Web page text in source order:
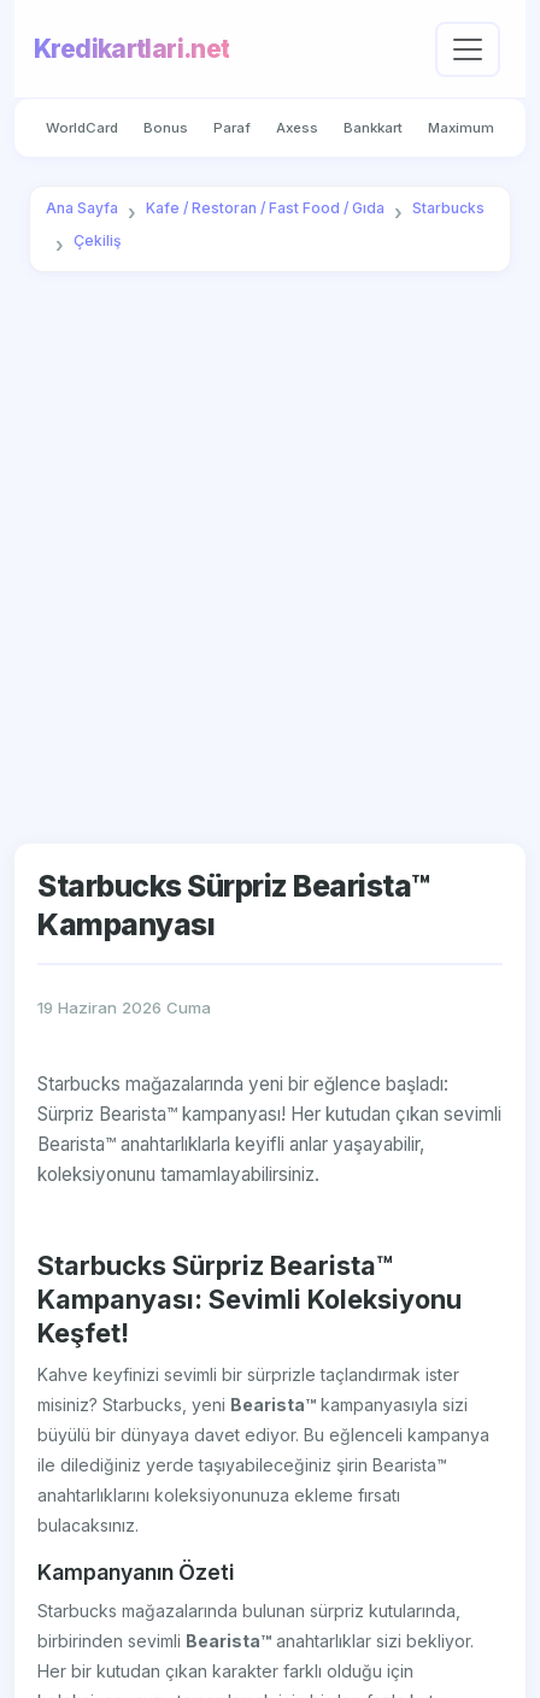
Kredikartlari.net
WorldCard Bonus Paraf Axess Bankkart Maximum
Ana Sayfa Kafe / Restoran / Fast Food / Gıda
Starbucks
Çekiliş
Starbucks Sürpriz Bearista™
Kampanyası
19 Haziran 2026 Cuma
Starbucks mağazalarında yeni bir eğlence başladı:
Sürpriz Bearista™ kampanyası! Her kutudan çıkan sevimli
Bearista™ anahtarlıklarla keyifli anlar yaşayabilir,
koleksiyonunu tamamlayabilirsiniz.
Starbucks Sürpriz Bearista™
Kampanyası: Sevimli Koleksiyonu
Keşfet!
Kahve keyfinizi sevimli bir sürprizle taçlandırmak ister
misiniz? Starbucks, yeni Bearista™ kampanyasıyla sizi
büyülü bir dünyaya davet ediyor. Bu eğlenceli kampanya
ile dilediğiniz yerde taşıyabileceğiniz şirin Bearista™
anahtarlıklarını koleksiyonunuza ekleme fırsatı
bulacaksınız.
Kampanyanın Özeti
Starbucks mağazalarında bulunan sürpriz kutularında,
birbirinden sevimli Bearista™ anahtarlıklar sizi bekliyor.
Her bir kutudan çıkan karakter farklı olduğu için